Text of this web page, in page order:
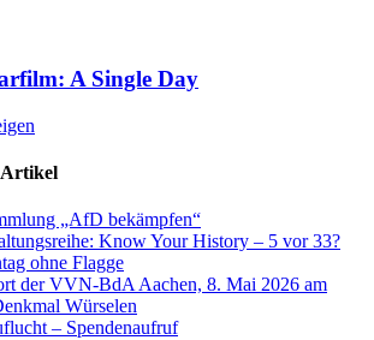
A Single Day
Artikel
„AfD bekämpfen“
Know Your History – 5 vor 33?
ohne Flagge
der VVN-BdA Aachen, 8. Mai 2026 am
Würselen
– Spendenaufruf